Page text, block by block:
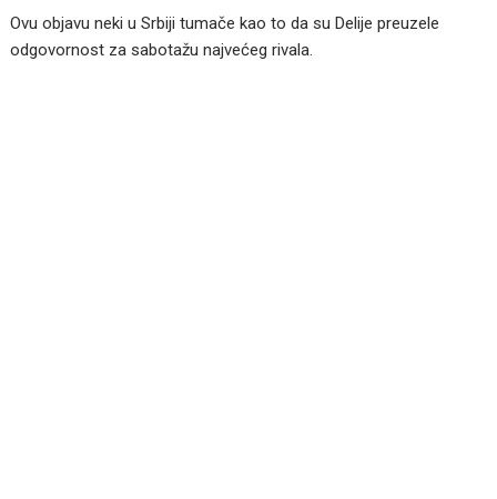
Ovu objavu neki u Srbiji tumače kao to da su Delije preuzele
odgovornost za sabotažu najvećeg rivala.